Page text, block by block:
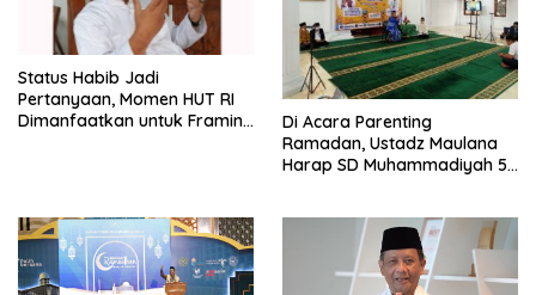
Status Habib Jadi
Pertanyaan, Momen HUT RI
Dimanfaatkan untuk Framing
Di Acara Parenting
Ramadan, Ustadz Maulana
Harap SD Muhammadiyah 5